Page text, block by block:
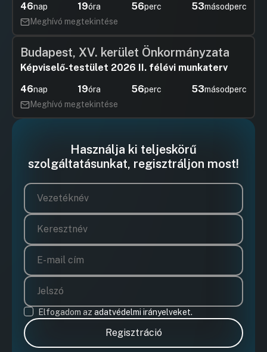
46nap 19óra 56perc 53másodperc
Meghívó megtekintése
Budapest, XV. kerület Önkormányzata
Képviselő-testület 2026 II. félévi munkaterv
46nap 19óra 56perc 53másodperc
Meghívó megtekintése
Használja ki teljeskörű
szolgáltatásunkat, regisztráljon most!
Elfogadom az adatvédelmi irányelveket.
Regisztráció